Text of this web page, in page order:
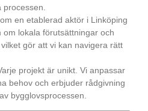
en etablerad aktör i Linköping
om lokala förutsättningar och
gör att vi kan navigera rätt
projekt är unikt. Vi anpassar
behov och erbjuder rådgivning
bygglovsprocessen.